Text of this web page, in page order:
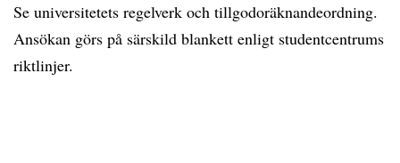
Se universitetets regelverk och tillgodoräknandeordning.
Ansökan görs på särskild blankett enligt studentcentrums
riktlinjer.